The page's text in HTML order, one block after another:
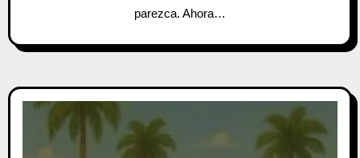
parezca. Ahora…